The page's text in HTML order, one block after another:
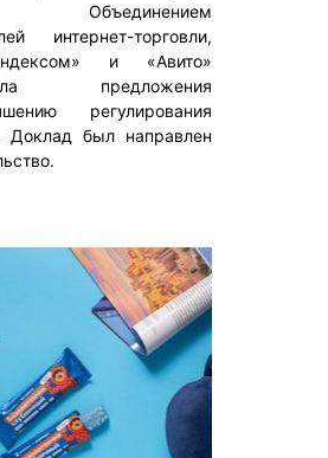
Объединением
интернет-торговли,
и «Авито»
предложения
регулирования
Доклад был направлен